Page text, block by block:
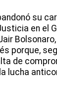
su
en el
porque,
de
lucha